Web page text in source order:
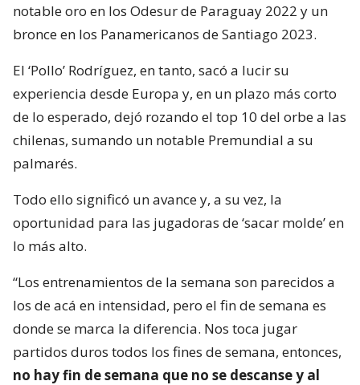
notable oro en los Odesur de Paraguay 2022 y un
bronce en los Panamericanos de Santiago 2023.
El ‘Pollo’ Rodríguez, en tanto, sacó a lucir su
experiencia desde Europa y, en un plazo más corto
de lo esperado, dejó rozando el top 10 del orbe a las
chilenas, sumando un notable Premundial a su
palmarés.
Todo ello significó un avance y, a su vez, la
oportunidad para las jugadoras de ‘sacar molde’ en
lo más alto.
“Los entrenamientos de la semana son parecidos a
los de acá en intensidad, pero el fin de semana es
donde se marca la diferencia. Nos toca jugar
partidos duros todos los fines de semana, entonces,
no hay fin de semana que no se descanse y al